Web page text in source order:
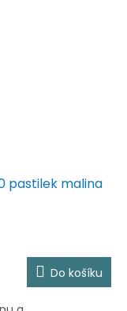
pastilek malina
Do košíku